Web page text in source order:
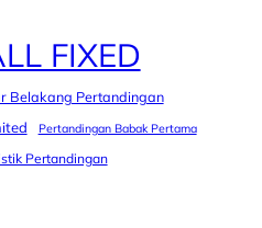
FIXED
Belakang Pertandingan
Pertandingan Babak Pertama
Pertandingan